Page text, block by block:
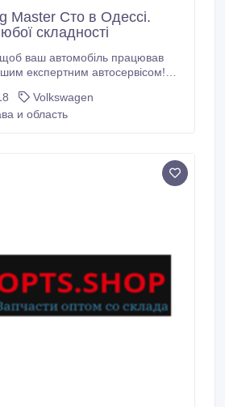
Master Сто в Одессі.
складності
експертним автосервісом!
вашого автомобіля з нашим
Volkswagen
и область